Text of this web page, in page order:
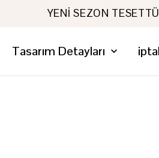
YENI SEZON
Tasarım Detayları